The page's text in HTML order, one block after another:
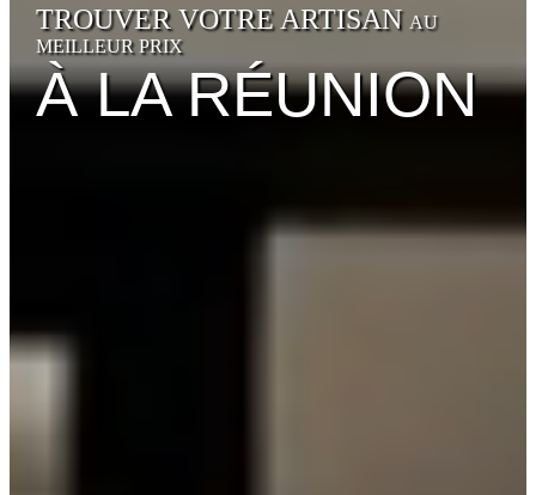
TROUVER VOTRE ARTISAN AU
MEILLEUR PRIX
À LA RÉUNION